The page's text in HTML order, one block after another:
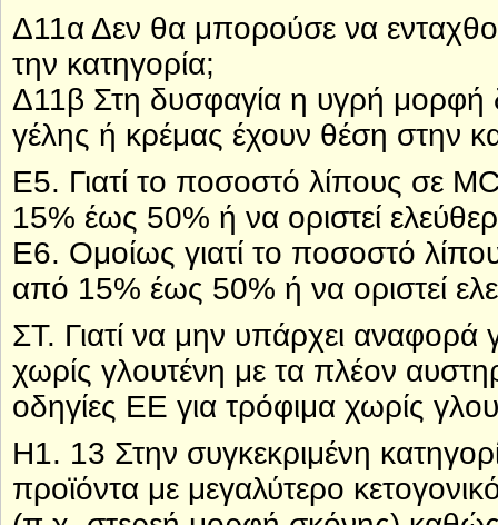
Δ11α Δεν θα μπορούσε να
την κατηγορία;
Δ11β Στη δυσφαγία η υγρή μορφή
γέλης ή κρέμας έχουν θέση στην
E5. Γιατί το ποσοστό λίπους σε
15% έως 50% ή να οριστεί
Ε6. Ομοίως γιατί το ποσοστό
από 15% έως 50% ή να οριστεί
ΣΤ. Γιατί να μην υπάρχει αναφορά
χωρίς γλουτένη με τα πλέον
οδηγίες ΕΕ για τρόφιμα χωρίς
H1. 13 Στην συγκεκριμένη
προϊόντα με μεγαλύτερο